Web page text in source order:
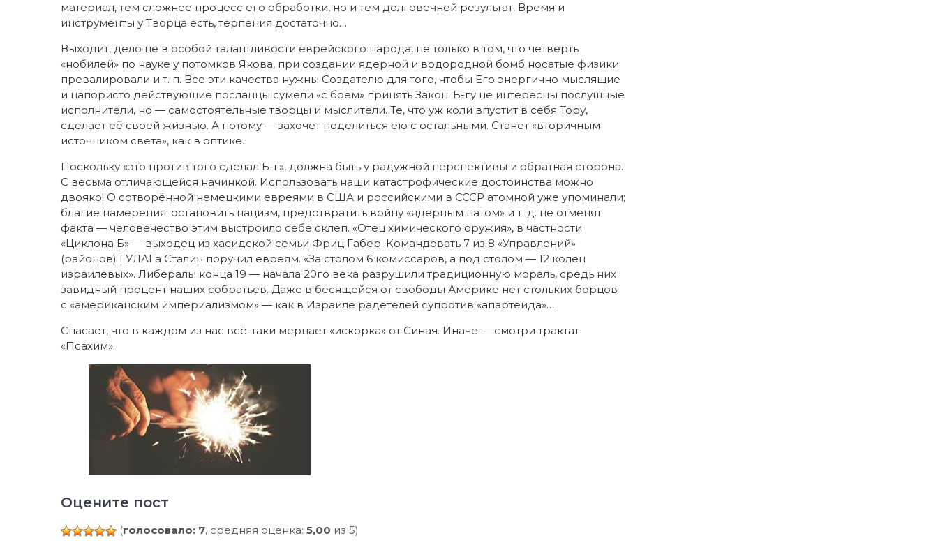
материал, тем сложнее процесс его обработки, но и тем долговечней результат. Время и
инструменты у Творца есть, терпения достаточно…
Выходит, дело не в особой талантливости еврейского народа, не только в том, что четверть
«нобилей» по науке у потомков Якова, при создании ядерной и водородной бомб носатые физики
превалировали и т. п. Все эти качества нужны Создателю для того, чтобы Его энергично мыслящие
и напористо действующие посланцы сумели «с боем» принять Закон. Б-гу не интересны послушные
исполнители, но — самостоятельные творцы и мыслители. Те, что уж коли впустит в себя Тору,
сделает её своей жизнью. А потому — захочет поделиться ею с остальными. Станет «вторичным
источником света», как в оптике.
Поскольку «это против того сделал Б-г», должна быть у радужной перспективы и обратная сторона.
С весьма отличающейся начинкой. Использовать наши катастрофические достоинства можно
двояко! О сотворённой немецкими евреями в США и российскими в СССР атомной уже упоминали;
благие намерения: остановить нацизм, предотвратить войну «ядерным патом» и т. д. не отменят
факта — человечество этим выстроило себе склеп. «Отец химического оружия», в частности
«Циклона Б» — выходец из хасидской семьи Фриц Габер. Командовать 7 из 8 «Управлений»
(районов) ГУЛАГа Сталин поручил евреям. «За столом 6 комиссаров, а под столом — 12 колен
израилевых». Либералы конца 19 — начала 20го века разрушили традиционную мораль, средь них
завидный процент наших собратьев. Даже в бесящейся от свободы Америке нет стольких борцов
с «американским империализмом» — как в Израиле радетелей супротив «апартеида»…
Спасает, что в каждом из нас всё-таки мерцает «искорка» от Синая. Иначе — смотри трактат
«Псахим».
Оцените пост
(голосовало: 7, средняя оценка: 5,00 из 5)